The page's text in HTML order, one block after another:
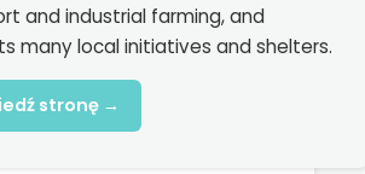
and industrial farming, and
many local initiatives and shelters.
stronę →